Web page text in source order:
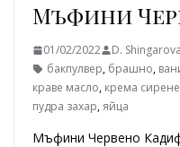
Мъфини
01/02/2022 D. Shingarova
бакпулвер, брашно,
краве масло, крема сирене
пудра захар, яйца
Мъфини Червено